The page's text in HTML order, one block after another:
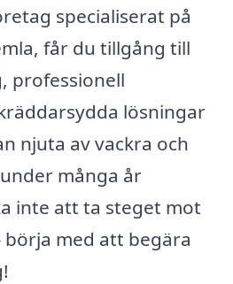
specialiserat på
får du tillgång till
professionell
lösningar
njuta av vackra och
många år
inte att ta steget mot
med att begära